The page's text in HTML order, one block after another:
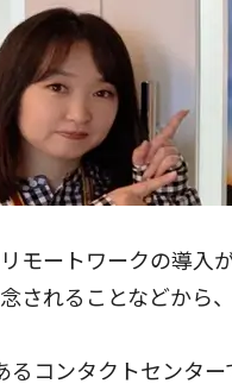
モートワークの導
されることなどから
コンタクトセンタ